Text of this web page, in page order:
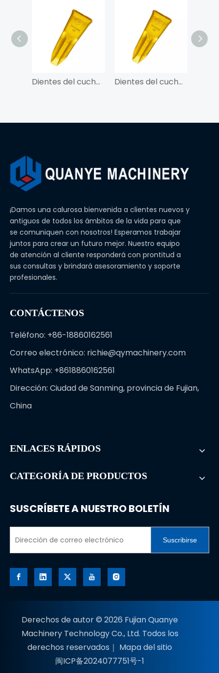
Dientes del cucharón QY 209-70-54210RC para PC650 Dientes del cucharón QY 209-70-54210RC para PC650
¡Damos una calurosa bienvenida a clientes nuevos y
antiguos de todos los ámbitos de la vida para que
se comuniquen con nosotros! Esperamos trabajar
juntos para crear un futuro mejor. Nuestro equipo
de atención al cliente responderá con prontitud a
sus consultas y brindará asesoramiento y soporte
profesionales.
CONTÁCTENOS
Teléfono: +86-18860162561
Correo electrónico: richie@qymachinery.com
WhatsApp: +8618860162561
Dirección: Ciudad de Sanming, provincia de Fujian,
China
ENLACES RÁPIDOS
CATEGORÍA DE PRODUCTOS
SUSCRÍBETE A NUESTRO BOLETÍN
Suscribirse
Derechos de autor © 2026 Fujian Quanye
Machinery Technology Co., Ltd. Todos los
derechos reservados｜ Mapa del sitio
闽ICP备2024077751号-1